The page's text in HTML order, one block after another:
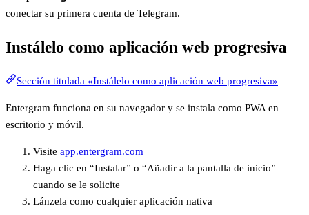
conectar su primera cuenta de Telegram.
Instálelo como aplicación web progresiva
Sección titulada «Instálelo como aplicación web progresiva»
Entergram funciona en su navegador y se instala como PWA en
escritorio y móvil.
Visite app.entergram.com
Haga clic en “Instalar” o “Añadir a la pantalla de inicio”
cuando se le solicite
Lánzela como cualquier aplicación nativa